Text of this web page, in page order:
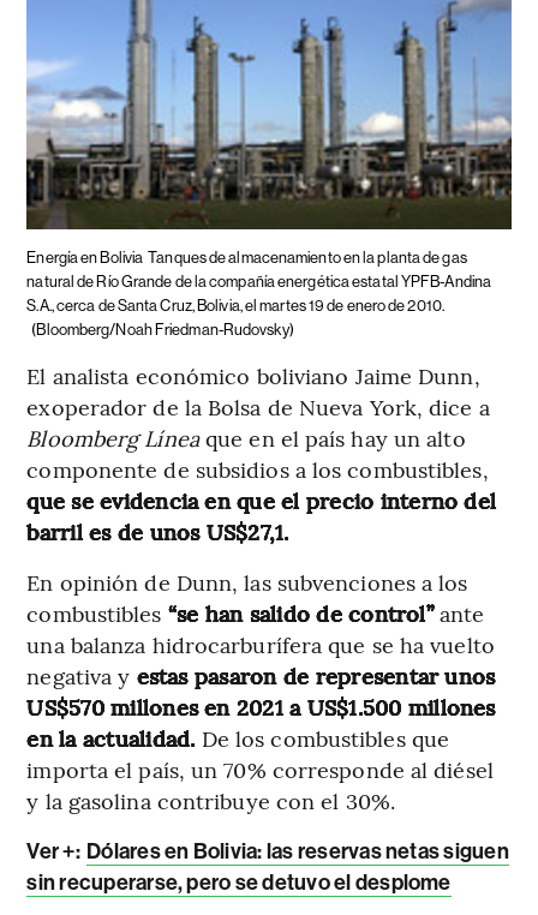
Energía en Bolivia Tanques de almacenamiento en la planta de gas
natural de Río Grande de la compañía energética estatal YPFB-Andina
S.A., cerca de Santa Cruz, Bolivia, el martes 19 de enero de 2010.
(Bloomberg/Noah Friedman-Rudovsky)
El analista económico boliviano Jaime Dunn,
exoperador de la Bolsa de Nueva York, dice a
Bloomberg Líneaque en el país hay un alto
componente de subsidios a los combustibles,
que se evidencia en que el precio interno del
barril es de unos US$27,1.
En opinión de Dunn, las subvenciones a los
combustibles “se han salido de control”ante
una balanza hidrocarburífera que se ha vuelto
negativa y estas pasaron de representar unos
US$570 millones en 2021 a US$1.500 millones
en la actualidad. De los combustibles que
importa el país, un 70% corresponde al diésel
y la gasolina contribuye con el 30%.
Ver +: Dólares en Bolivia: las reservas netas siguen
sin recuperarse, pero se detuvo el desplome